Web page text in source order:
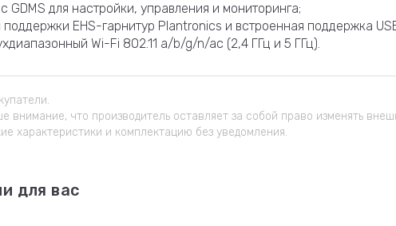
GDMS для настройки, управления и мониторинга;
EHS-гарнитур Plantronics и встроенная поддержка
Wi-Fi 802.11 a/b/g/n/ac (2,4 ГГц и 5 ГГц).
внимание, что производитель оставляет за собой право изменять
характеристики и комплектацию без уведомления.
для вас